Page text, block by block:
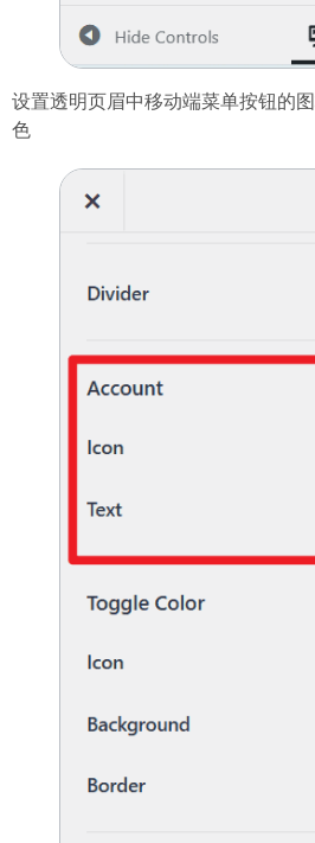
设置透明页眉中移动端菜单按钮的
色